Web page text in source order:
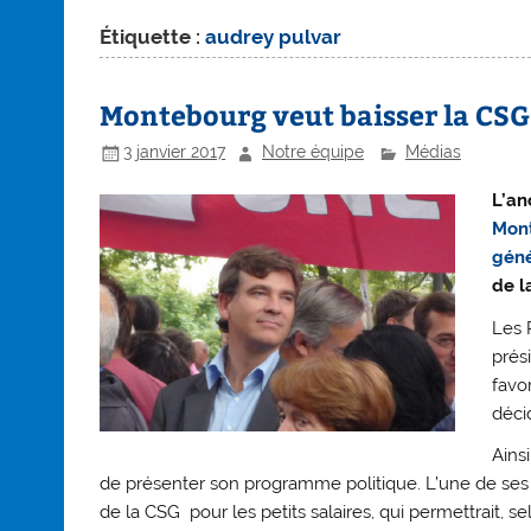
Étiquette :audrey pulvar
Montebourg veut baisser la CSG
3 janvier 2017 Notre équipe Médias
de
Les
de présenter son programme politique. L’une de
de la CSG pour les petits salaires, qui permettrait,